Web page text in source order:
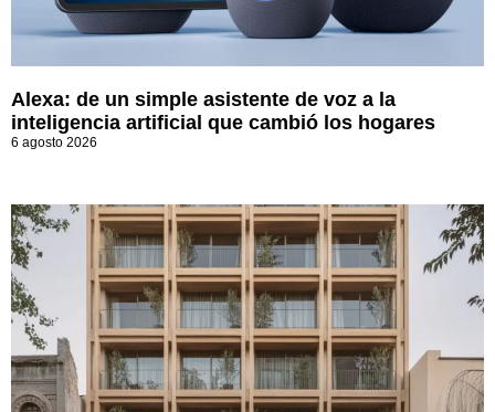
Alexa: de un simple asistente de voz a la
inteligencia artificial que cambió los hogares
6 agosto 2026